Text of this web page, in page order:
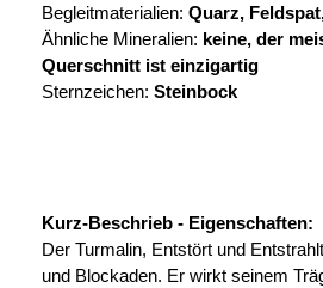
Begleitmaterialien: Quarz,
Ähnliche Mineralien: keine, der
Querschnitt ist einzigartig
Sternzeichen: Steinbock
Kurz-Beschrieb - Eigenschaften:
Der Turmalin, Entstört und
und Blockaden. Er wirkt seinem